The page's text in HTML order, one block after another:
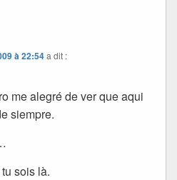
à 22:54a dit :
me alegré de ver que aqui
siempre.
sois là.